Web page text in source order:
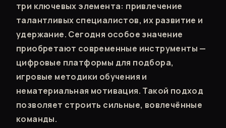
три ключевых элемента: привлечение
талантливых специалистов, их развитие и
удержание. Сегодня особое значение
приобретают современные инструменты —
цифровые платформы для подбора,
игровые методики обучения и
нематериальная мотивация. Такой подход
позволяет строить сильные, вовлечённые
команды.